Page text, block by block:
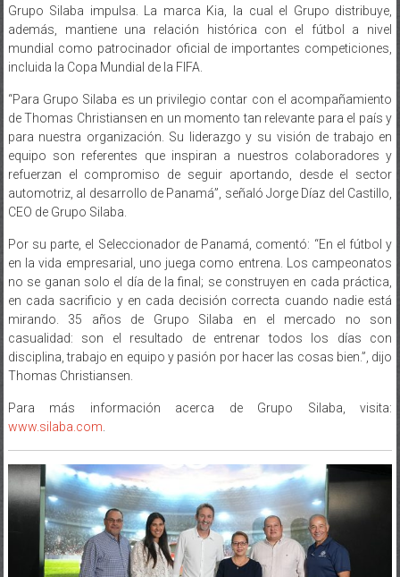
Grupo Silaba impulsa. La marca Kia, la cual el Grupo distribuye,
además, mantiene una relación histórica con el fútbol a nivel
mundial como patrocinador oficial de importantes competiciones,
incluida la Copa Mundial de la FIFA.
“Para Grupo Silaba es un privilegio contar con el acompañamiento
de Thomas Christiansen en un momento tan relevante para el país y
para nuestra organización. Su liderazgo y su visión de trabajo en
equipo son referentes que inspiran a nuestros colaboradores y
refuerzan el compromiso de seguir aportando, desde el sector
automotriz, al desarrollo de Panamá”, señaló Jorge Díaz del Castillo,
CEO de Grupo Silaba.
Por su parte, el Seleccionador de Panamá, comentó: “En el fútbol y
en la vida empresarial, uno juega como entrena. Los campeonatos
no se ganan solo el día de la final; se construyen en cada práctica,
en cada sacrificio y en cada decisión correcta cuando nadie está
mirando. 35 años de Grupo Silaba en el mercado no son
casualidad: son el resultado de entrenar todos los días con
disciplina, trabajo en equipo y pasión por hacer las cosas bien.”, dijo
Thomas Christiansen.
Para más información acerca de Grupo Silaba, visita:
www.silaba.com